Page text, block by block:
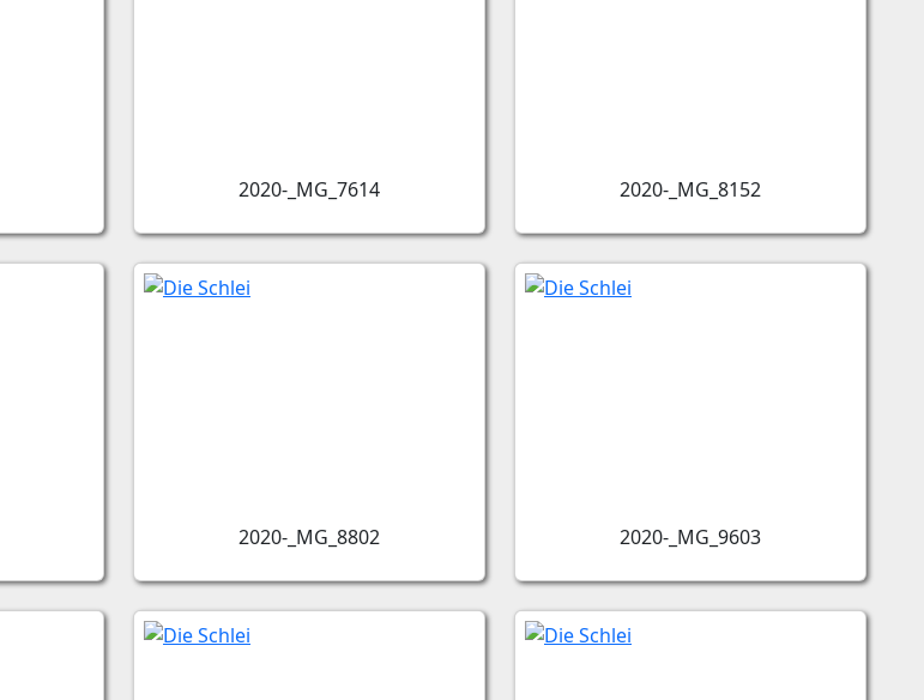
2020-_MG_7614 2020-_MG_8152
2020-_MG_8802 2020-_MG_9603